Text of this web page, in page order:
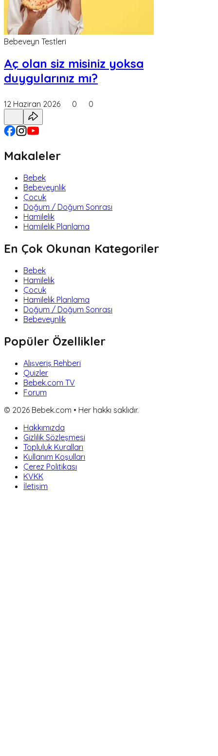
Bebeveyn Testleri
Aç olan siz misiniz yoksa
duygularınız mı?
12 Haziran 2026 0 0
Makaleler
Bebek
Bebeveynlik
Çocuk
Doğum / Doğum Sonrası
Hamilelik
Hamilelik Planlama
En Çok Okunan Kategoriler
Bebek
Hamilelik
Çocuk
Hamilelik Planlama
Doğum / Doğum Sonrası
Bebeveynlik
Popüler Özellikler
Alışveriş Rehberi
Quizler
Bebek.com TV
Forum
© 2026 Bebek.com • Her hakkı saklıdır.
Hakkımızda
Gizlilik Sözleşmesi
Topluluk Kuralları
Kullanım Koşulları
Çerez Politikası
KVKK
İletişim